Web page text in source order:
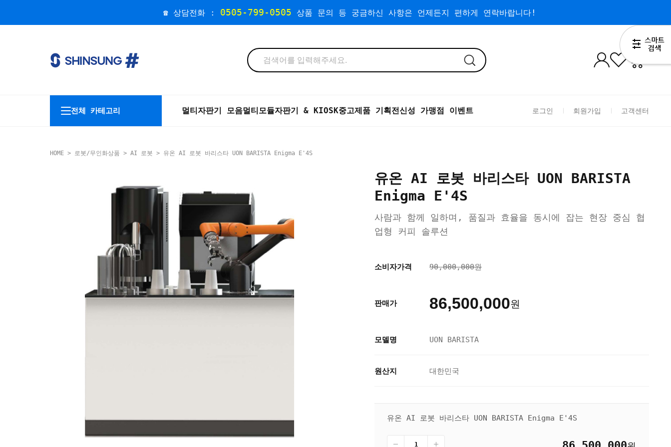
☎ 상담전화 : 0505-799-0505 상품 문의 등 궁금하신 사항은 언제든지 편하게 연락바랍니다!
전체 카테고리 멀티자판기 모음멀티모듈자판기 & KIOSK중고제품 기획전신성 가맹점 이벤트 로그인 회원가입 고객센터
HOME > 로봇/무인화상품 > AI 로봇 > 유온 AI 로봇 바리스타 UON BARISTA Enigma E'4S
유온 AI 로봇 바리스타 UON BARISTA
Enigma E'4S
사람과 함께 일하며, 품질과 효율을 동시에 잡는 현장 중심 협
업형 커피 솔루션
소비자가격 90,000,000원
판매가 86,500,000원
모델명 UON BARISTA
원산지 대한민국
유온 AI 로봇 바리스타 UON BARISTA Enigma E'4S